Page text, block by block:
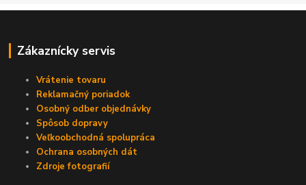
Zákaznícky servis
Vrátenie tovaru
Reklamačný poriadok
Osobný odber objednávky
Spôsob dopravy
Veľkoobchodná spolupráca
Ochrana osobných dát
Zdroje fotografií